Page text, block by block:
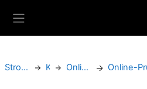
Strona główna Kursy Online-Prüfungen